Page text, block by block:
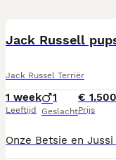
Jack Russell
Jack Russel Terriër
1 week
Leeftijd
1
Geslacht
€ 1.500
Prijs